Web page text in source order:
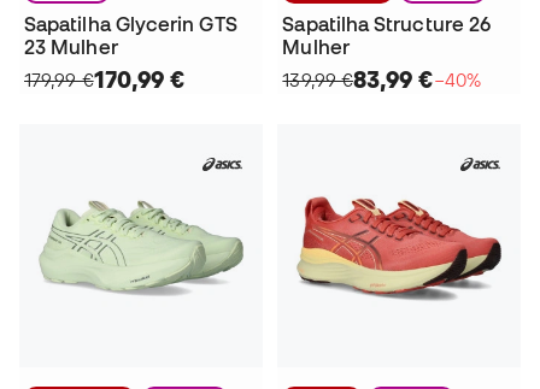
Sapatilha Glycerin GTS
23 Mulher
179,99 €170,99 €
Sapatilha Structure 26
Mulher
139,99 €83,99 €−40%